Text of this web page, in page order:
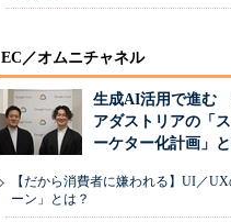
EC／オムニチャネル
生成AI活用で進む
アダストリアの「
ーケター化計画」
【だから消費者に嫌われる】UI／
ーン」とは？